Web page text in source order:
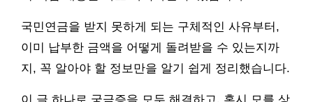
국민연금을 받지 못하게 되는 구체적인 사유부터,
이미 납부한 금액을 어떻게 돌려받을 수 있는지까
지, 꼭 알아야 할 정보만을 알기 쉽게 정리했습니다.